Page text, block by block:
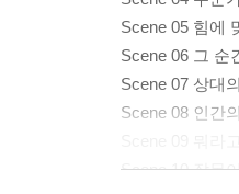
Scene 05 힘에
Scene 06 그 순
Scene 07 상대
Scene 08 인간
Scene 10 잘못